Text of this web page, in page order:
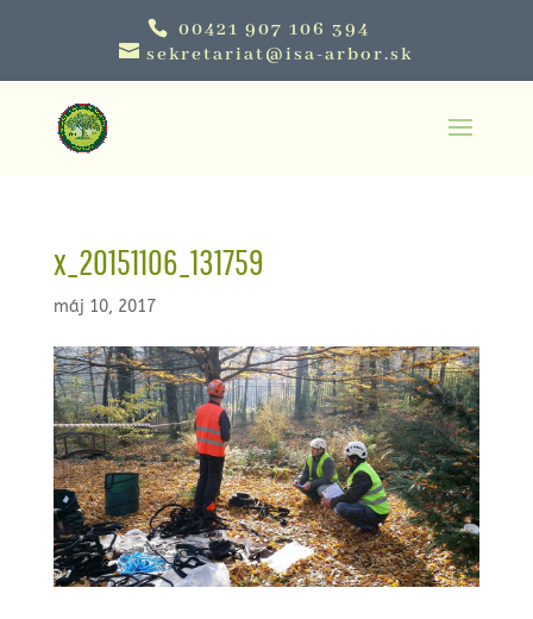
00421 907 106 394
sekretariat@isa-arbor.sk
x_20151106_131759
máj 10, 2017